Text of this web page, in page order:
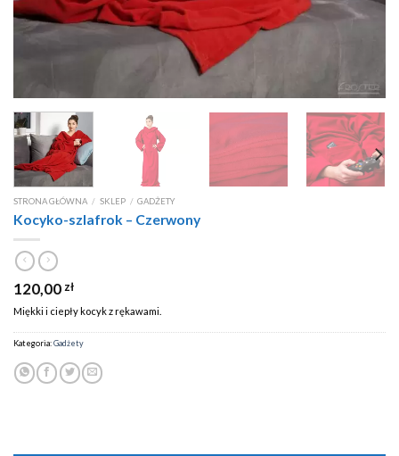
STRONA GŁÓWNA / SKLEP / GADŻETY
Kocyko-szlafrok – Czerwony
120,00 zł
Miękki i ciepły kocyk z rękawami.
Kategoria:Gadżety